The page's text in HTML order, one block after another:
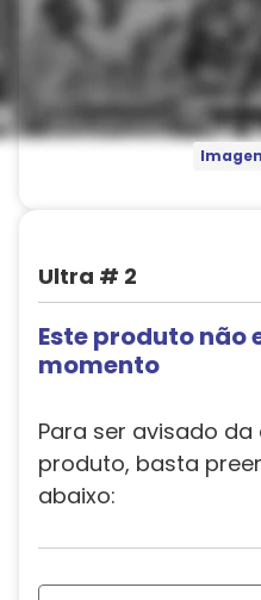
Ultra # 2
Este produto não
momento
Para ser avisado
produto, basta
abaixo: